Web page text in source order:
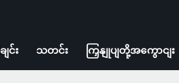
ျင်း သတင်း ကြှနျုပျတို့အကွောငျး